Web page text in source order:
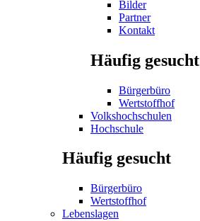
Bilder
Partner
Kontakt
Häufig gesucht
Bürgerbüro
Wertstoffhof
Volkshochschulen
Hochschule
Häufig gesucht
Bürgerbüro
Wertstoffhof
Lebenslagen